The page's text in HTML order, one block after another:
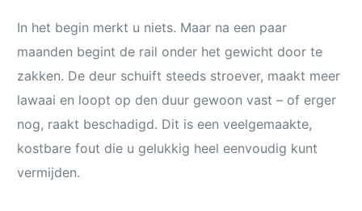
In het begin merkt u niets. Maar na een paar
maanden begint de rail onder het gewicht door te
zakken. De deur schuift steeds stroever, maakt meer
lawaai en loopt op den duur gewoon vast – of erger
nog, raakt beschadigd. Dit is een veelgemaakte,
kostbare fout die u gelukkig heel eenvoudig kunt
vermijden.